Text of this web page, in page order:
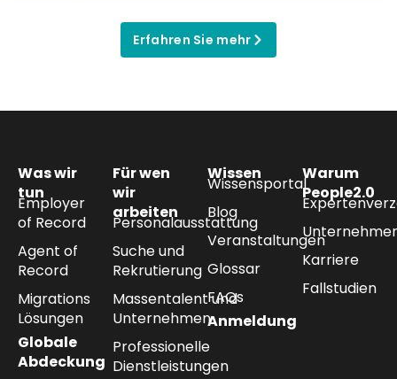
Erfahren Sie mehr
Was wir
tun
Employer
of Record
Agent of
Record
Migrations
Lösungen
Globale
Abdeckung
Für wen
wir
arbeiten
Personalausstattung
Suche und
Rekrutierung
Massentalent und
Unternehmen
Professionelle
Dienstleistungen
Wissen
Wissensportal
Blog
Veranstaltungen
Glossar
FAQs
Anmeldung
Warum
People2.0
Karriere
Fallstudien